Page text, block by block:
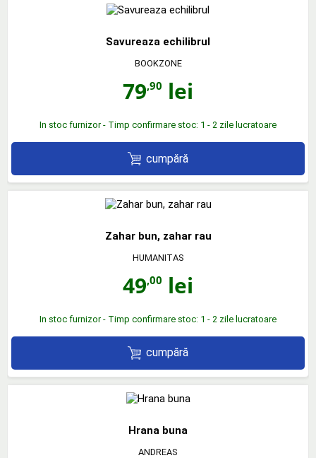
Savureaza echilibrul
BOOKZONE
79,90 lei
In stoc furnizor - Timp confirmare stoc: 1 - 2 zile lucratoare
cumpără
Zahar bun, zahar rau
HUMANITAS
49,00 lei
In stoc furnizor - Timp confirmare stoc: 1 - 2 zile lucratoare
cumpără
Hrana buna
ANDREAS